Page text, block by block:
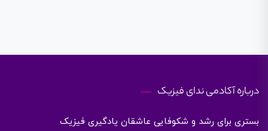
درباره آکادمی ندای فیزیک
بستری برای رشد و شکوفایی عاشقان یادگیری فیزیک